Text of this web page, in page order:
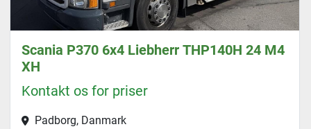
Scania P370 6x4 Liebherr THP140H 24 M4
XH
Kontakt os for priser
Padborg, Danmark